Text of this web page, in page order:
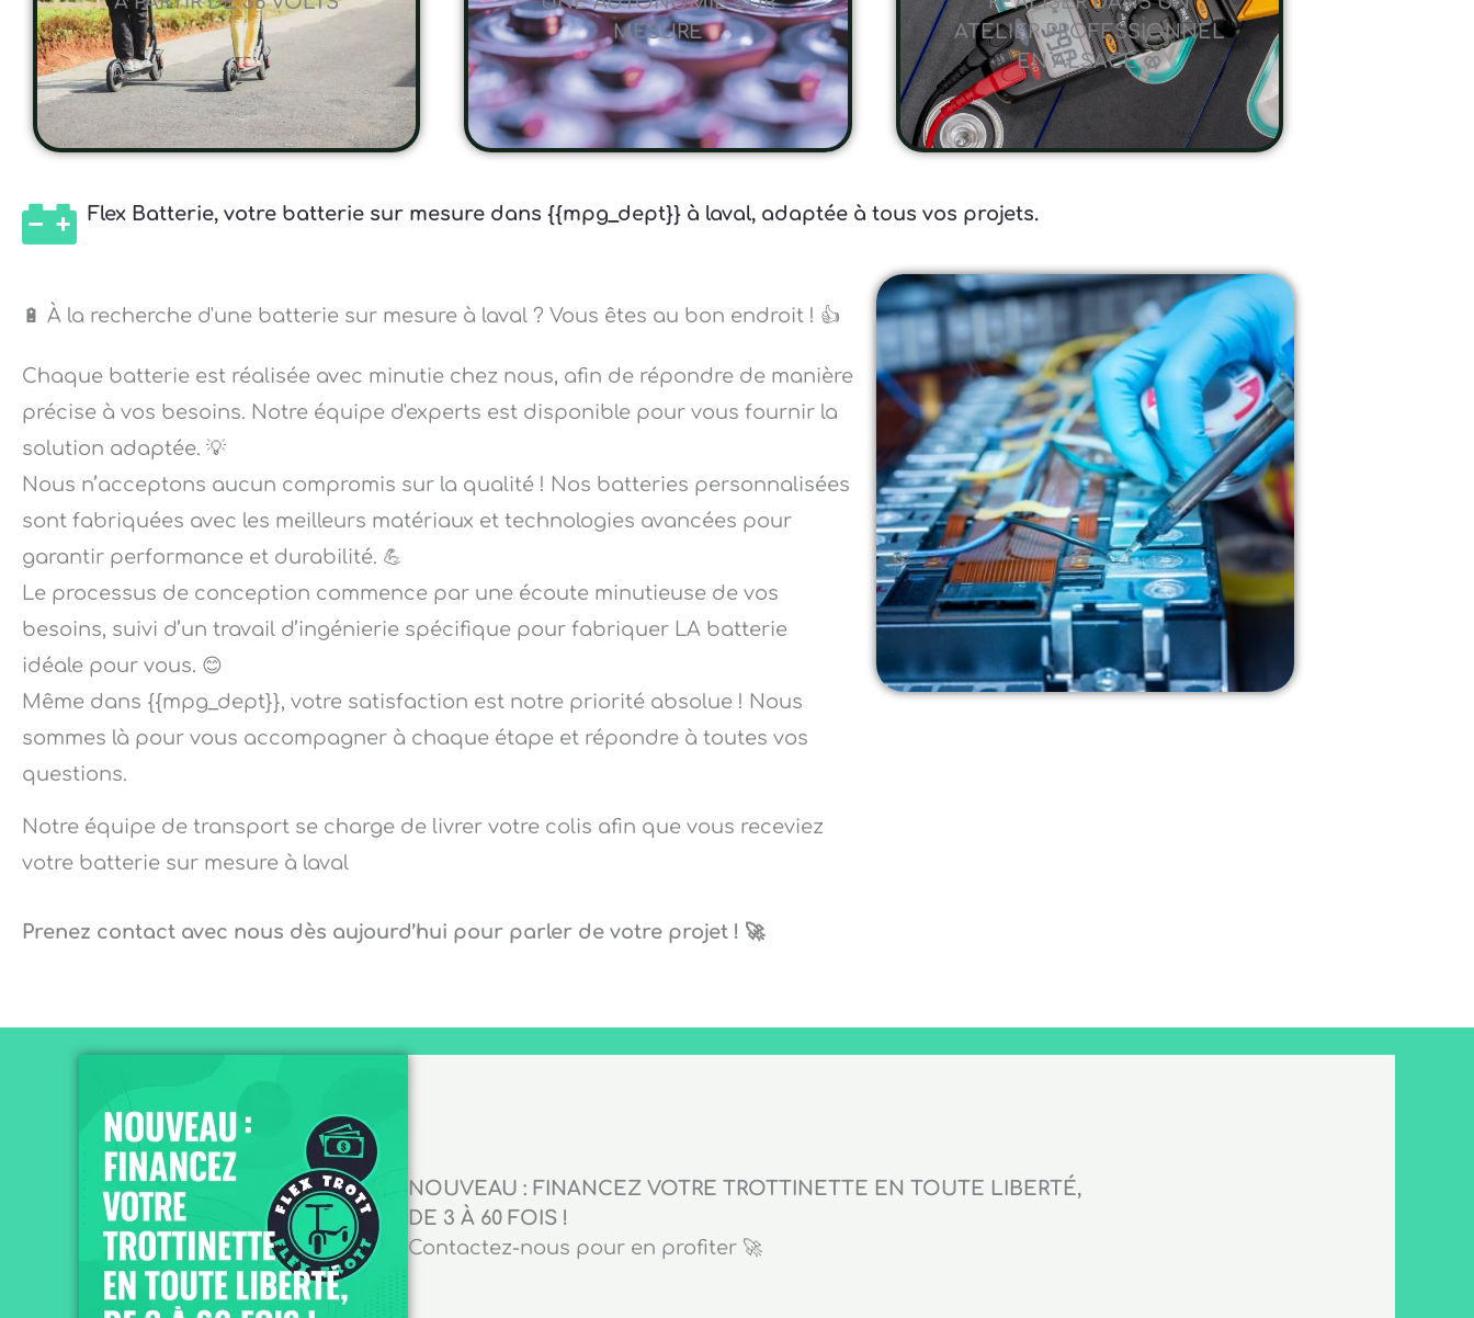
MESURE
ATELIER PROFESSIONNEL
EN ALSACE 🥨
Flex Batterie, votre batterie sur mesure dans {{mpg_dept}} à laval, adaptée à tous vos projets.
🔋 À la recherche d'une batterie sur mesure à laval ? Vous êtes au bon endroit ! 👍
Chaque batterie est réalisée avec minutie chez nous, afin de répondre de manière
précise à vos besoins. Notre équipe d'experts est disponible pour vous fournir la
solution adaptée. 💡
Nous n’acceptons aucun compromis sur la qualité ! Nos batteries personnalisées
sont fabriquées avec les meilleurs matériaux et technologies avancées pour
garantir performance et durabilité. 💪
Le processus de conception commence par une écoute minutieuse de vos
besoins, suivi d’un travail d’ingénierie spécifique pour fabriquer LA batterie
idéale pour vous. 😊
Même dans {{mpg_dept}}, votre satisfaction est notre priorité absolue ! Nous
sommes là pour vous accompagner à chaque étape et répondre à toutes vos
questions.
Notre équipe de transport se charge de livrer votre colis afin que vous receviez
votre batterie sur mesure à laval
Prenez contact avec nous dès aujourd’hui pour parler de votre projet ! 🚀
NOUVEAU : FINANCEZ VOTRE TROTTINETTE EN TOUTE LIBERTÉ,
DE 3 À 60 FOIS !
Contactez-nous pour en profiter 🚀